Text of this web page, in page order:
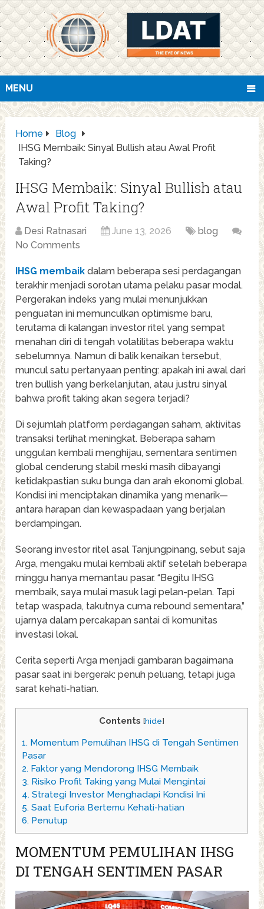
MENU
Home
Blog
IHSG Membaik: Sinyal Bullish atau Awal Profit
Taking?
IHSG Membaik: Sinyal Bullish atau
Awal Profit Taking?
Desi Ratnasari June 13, 2026
blog
No Comments
IHSG membaik dalam beberapa sesi perdagangan
terakhir menjadi sorotan utama pelaku pasar modal.
Pergerakan indeks yang mulai menunjukkan
penguatan ini memunculkan optimisme baru,
terutama di kalangan investor ritel yang sempat
menahan diri di tengah volatilitas beberapa waktu
sebelumnya. Namun di balik kenaikan tersebut,
muncul satu pertanyaan penting: apakah ini awal dari
tren bullish yang berkelanjutan, atau justru sinyal
bahwa profit taking akan segera terjadi?
Di sejumlah platform perdagangan saham, aktivitas
transaksi terlihat meningkat. Beberapa saham
unggulan kembali menghijau, sementara sentimen
global cenderung stabil meski masih dibayangi
ketidakpastian suku bunga dan arah ekonomi global.
Kondisi ini menciptakan dinamika yang menarik—
antara harapan dan kewaspadaan yang berjalan
berdampingan.
Seorang investor ritel asal Tanjungpinang, sebut saja
Arga, mengaku mulai kembali aktif setelah beberapa
minggu hanya memantau pasar. “Begitu IHSG
membaik, saya mulai masuk lagi pelan-pelan. Tapi
tetap waspada, takutnya cuma rebound sementara,”
ujarnya dalam percakapan santai di komunitas
investasi lokal.
Cerita seperti Arga menjadi gambaran bagaimana
pasar saat ini bergerak: penuh peluang, tetapi juga
sarat kehati-hatian.
Contents [hide]
1. Momentum Pemulihan IHSG di Tengah Sentimen
Pasar
2. Faktor yang Mendorong IHSG Membaik
3. Risiko Profit Taking yang Mulai Mengintai
4. Strategi Investor Menghadapi Kondisi Ini
5. Saat Euforia Bertemu Kehati-hatian
6. Penutup
MOMENTUM PEMULIHAN IHSG
DI TENGAH SENTIMEN PASAR